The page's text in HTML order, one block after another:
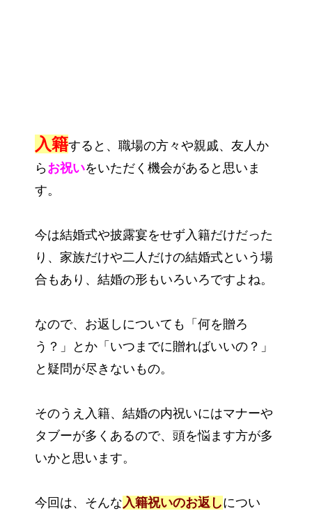
入籍すると、職場の方々や親戚、友人か
らお祝いをいただく機会があると思いま
す。
今は結婚式や披露宴をせず入籍だけだった
り、家族だけや二人だけの結婚式という場
合もあり、結婚の形もいろいろですよね。
なので、お返しについても「何を贈ろ
う？」とか「いつまでに贈ればいいの？」
と疑問が尽きないもの。
そのうえ入籍、結婚の内祝いにはマナーや
タブーが多くあるので、頭を悩ます方が多
いかと思います。
今回は、そんな入籍祝いのお返しについ